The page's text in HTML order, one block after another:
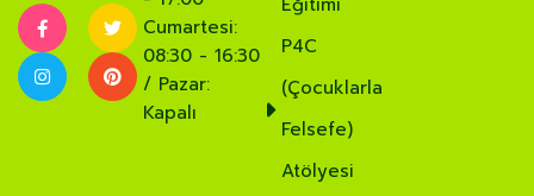
Cumartesi:
08:30 - 16:30
/ Pazar:
Kapalı
P4C
(Çocuklarla
Felsefe)
Atölyesi